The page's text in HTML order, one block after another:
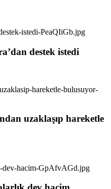
destek istedi
uzaklaşıp hareketle